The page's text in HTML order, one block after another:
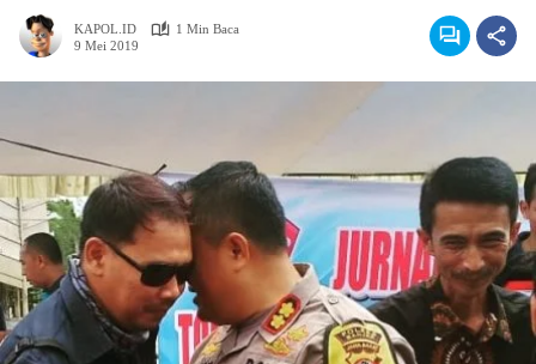
KAPOL.ID
1 Min Baca
9 Mei 2019